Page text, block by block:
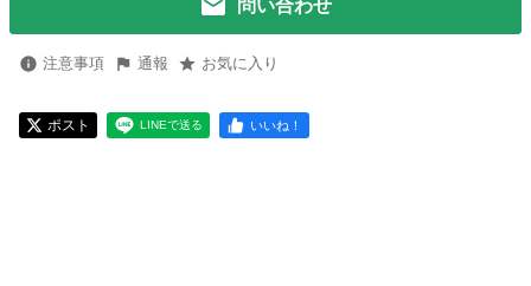
問い合わせ
注意事項 通報 お気に入り
ポスト LINEで送る いいね！